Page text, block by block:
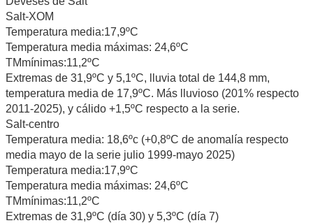
Salt-XOM
Temperatura media:17,9ºC
Temperatura media máximas: 24,6ºC
TMmínimas:11,2ºC
Extremas de 31,9ºC y 5,1ºC, lluvia total de 144,8 mm,
temperatura media de 17,9ºC. Más lluvioso (201% respecto
2011-2025), y cálido +1,5ºC respecto a la serie.
Salt-centro
Temperatura media: 18,6ºc (+0,8ºC de anomalía respecto
media mayo de la serie julio 1999-mayo 2025)
Temperatura media:17,9ºC
Temperatura media máximas: 24,6ºC
TMmínimas:11,2ºC
Extremas de 31,9ºC (día 30) y 5,3ºC (día 7)